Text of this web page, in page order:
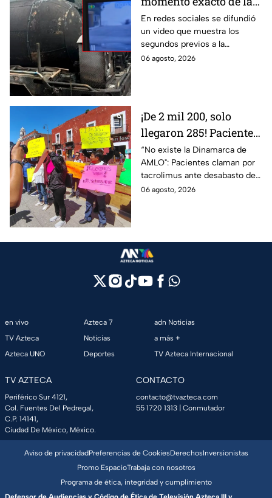
explosión de pipa de
gas en Cuernavaca,
Morelos
En redes sociales se difundió
un video que muestra los
segundos previos a la
explosión de una pipa de gas
06 agosto, 2026
¡De 2 mil 200, solo
llegaron 285! Pacientes
claman por
medicamentos ante
desabasto en IMSS
Puebla
“No existe la Dinamarca de
AMLO": Pacientes claman por
tacrolimus ante desabasto de
medicamentos en hospital del
06 agosto, 2026
en vivo
TV Azteca
Azteca UNO
Azteca 7
Noticias
Deportes
adn Noticias
a más +
TV Azteca Internacional
TV AZTECA
Periférico Sur 4121,
Col. Fuentes Del Pedregal,
C.P. 14141,
Ciudad De México, México.
CONTACTO
contacto@tvazteca.com
55 1720 1313 | Conmutador
Aviso de privacidadPreferencias de CookiesDerechosInversionistas
Promo EspacioTrabaja con nosotros
Programa de ética, integridad y cumplimiento